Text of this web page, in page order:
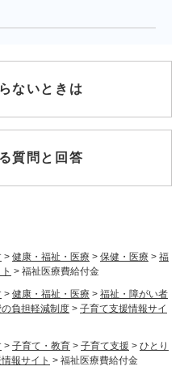
> 健康・福祉・医療 > 保健・医療 > 福
> 福祉医療費給付金
> 健康・福祉・医療 > 福祉・障がい者
負担軽減制度 > 子育て支援情報サイ
> 子育て・教育 > 子育て支援 > ひとり
報サイト > 福祉医療費給付金
ないときは
質問と回答